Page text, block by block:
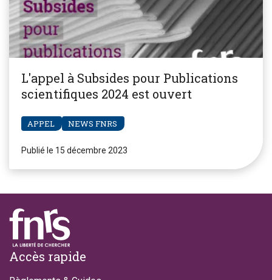
L'appel à Subsides pour Publications
scientifiques 2024 est ouvert
APPEL NEWS FNRS
Publié le 15 décembre 2023
Footer
Accès rapide